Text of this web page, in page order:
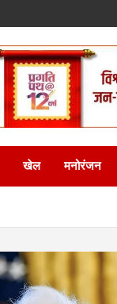
खेल मनोरंजन